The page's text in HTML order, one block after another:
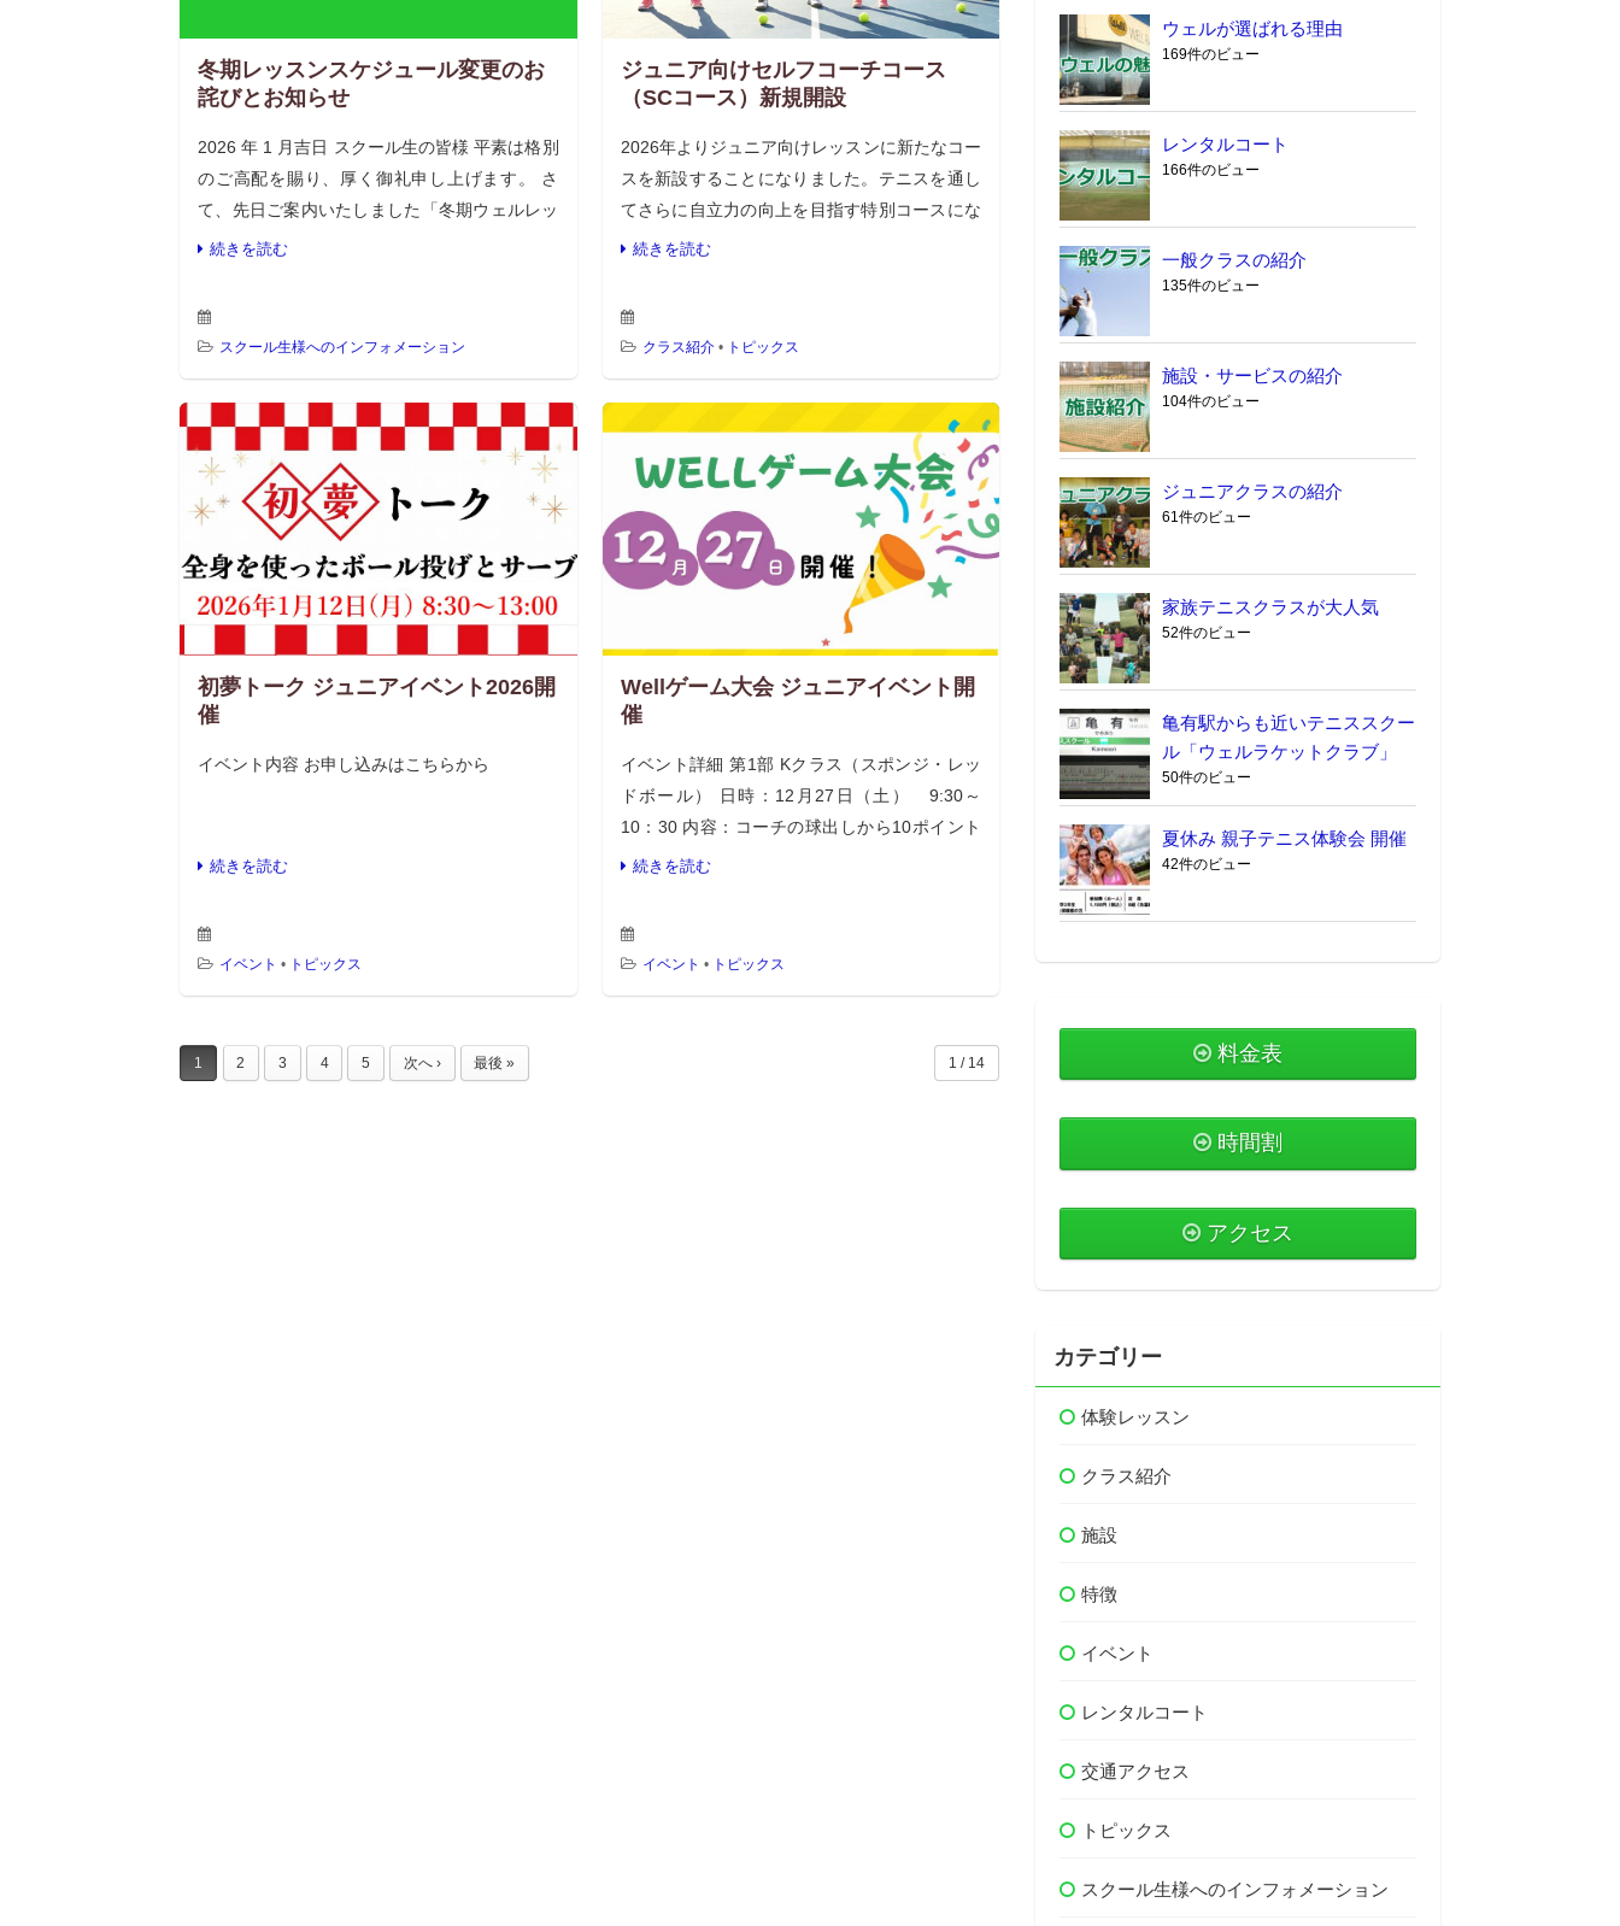
冬期レッスンスケジュール変更のお
詫びとお知らせ
2026 年 1 月吉日 スクール生の皆様 平素は格別
のご高配を賜り、厚く御礼申し上げます。 さ
て、先日ご案内いたしました「冬期ウェルレッ
スンスケジュール」の日程につきまして、諸般
続きを読む
スクール生様へのインフォメーション
ジュニア向けセルフコーチコース
（SCコース）新規開設
2026年よりジュニア向けレッスンに新たなコー
スを新設することになりました。テニスを通し
てさらに自立力の向上を目指す特別コースにな
ります。 セルフコーチコース（SCコース）の
続きを読む
クラス紹介• トピックス
初夢トーク ジュニアイベント2026開
催
イベント内容 お申し込みはこちらから
続きを読む
イベント • トピックス
Wellゲーム大会 ジュニアイベント開
催
イベント詳細 第1部 Kクラス（スポンジ・レッ
ドボール） 日時：12月27日（土） 9:30～
10：30 内容：コーチの球出しから10ポイント
先取 対象：KB，KMクラス （休憩時間）
続きを読む
イベント • トピックス
1 2 3 4 5 次へ › 最後 » 1 / 14
ウェルが選ばれる理由
169件のビュー
レンタルコート
166件のビュー
一般クラスの紹介
135件のビュー
施設・サービスの紹介
104件のビュー
ジュニアクラスの紹介
61件のビュー
家族テニスクラスが大人気
52件のビュー
亀有駅からも近いテニススクー
ル「ウェルラケットクラブ」
50件のビュー
夏休み 親子テニス体験会 開催
42件のビュー
料金表
時間割
アクセス
カテゴリー
体験レッスン
クラス紹介
施設
特徴
イベント
レンタルコート
交通アクセス
トピックス
スクール生様へのインフォメーション